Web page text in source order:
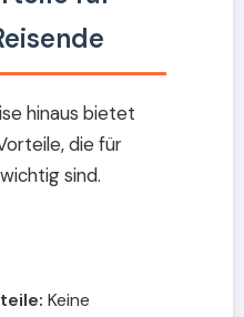
hinaus bietet
die für
sind.
Keine